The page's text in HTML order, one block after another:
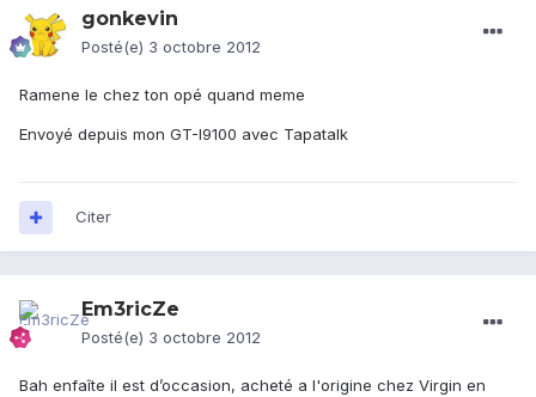
gonkevin
Posté(e) 3 octobre 2012
Ramene le chez ton opé quand meme
Envoyé depuis mon GT-I9100 avec Tapatalk
Citer
Em3ricZe
Posté(e) 3 octobre 2012
Bah enfaîte il est d’occasion, acheté a l'origine chez Virgin en